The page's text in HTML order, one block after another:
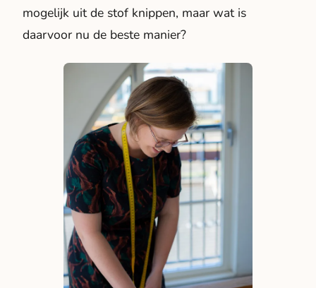
mogelijk uit de stof knippen, maar wat is
daarvoor nu de beste manier?